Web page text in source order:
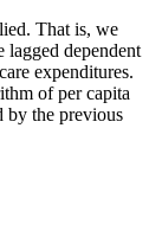
That is, we
lagged dependent
expenditures.
of per capita
by the previous